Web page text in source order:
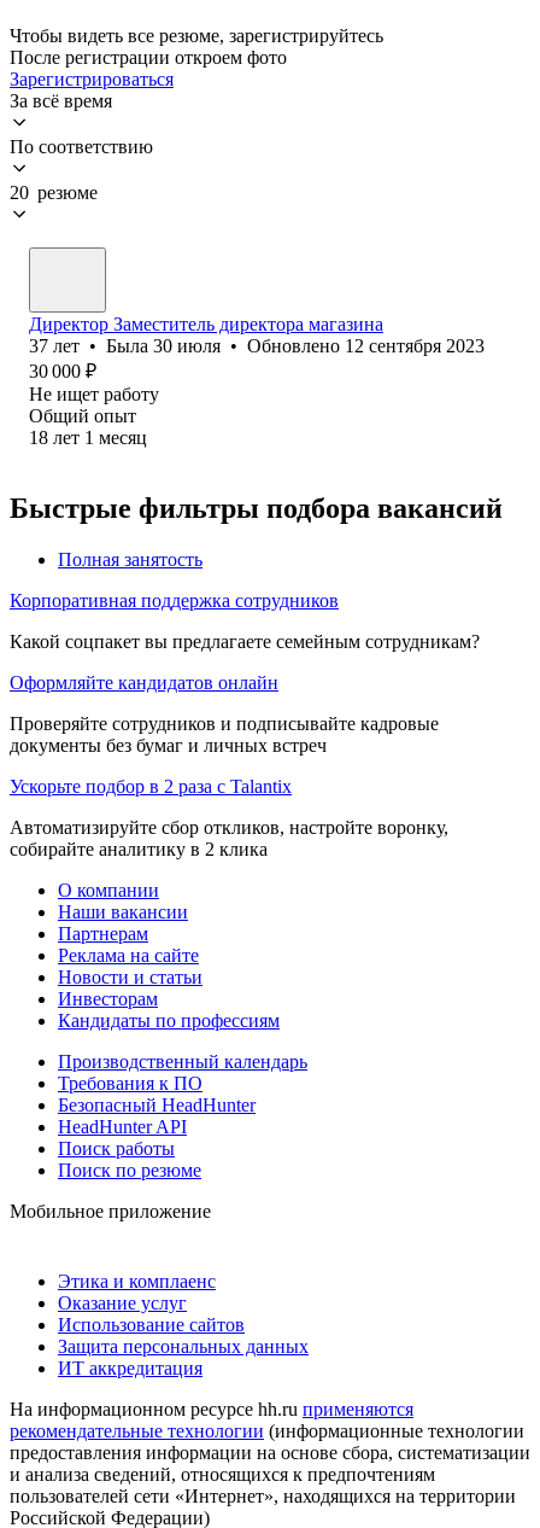
Чтобы видеть все резюме, зарегистрируйтесь
После регистрации откроем фото
Зарегистрироваться
За всё время
По соответствию
20 резюме
Директор Заместитель директора магазина
37 лет • Была 30 июля • Обновлено 12 сентября 2023
30 000 ₽
Не ищет работу
Общий опыт
18 лет 1 месяц
Быстрые фильтры подбора вакансий
Полная занятость
Корпоративная поддержка сотрудников
Какой соцпакет вы предлагаете семейным сотрудникам?
Оформляйте кандидатов онлайн
Проверяйте сотрудников и подписывайте кадровые
документы без бумаг и личных встреч
Ускорьте подбор в 2 раза с Talantix
Автоматизируйте сбор откликов, настройте воронку,
собирайте аналитику в 2 клика
О компании
Наши вакансии
Партнерам
Реклама на сайте
Новости и статьи
Инвесторам
Кандидаты по профессиям
Производственный календарь
Требования к ПО
Безопасный HeadHunter
HeadHunter API
Поиск работы
Поиск по резюме
Мобильное приложение
Этика и комплаенс
Оказание услуг
Использование сайтов
Защита персональных данных
ИТ аккредитация
На информационном ресурсе hh.ru применяются
рекомендательные технологии (информационные технологии
предоставления информации на основе сбора, систематизации
и анализа сведений, относящихся к предпочтениям
пользователей сети «Интернет», находящихся на территории
Российской Федерации)